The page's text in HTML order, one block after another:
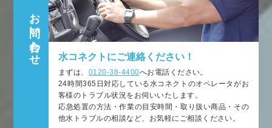
お問い合わせ 水コネクトにご連絡ください！
まずは、 0120-38-4400へお電話ください。
24時間365日対応している水コネクトのオペレータがお
客様のトラブル状況をお伺いいたします。
応急処置の方法・作業の目安時間・取り扱い商品・その
他水トラブルの相談など、お気軽にご相談ください。